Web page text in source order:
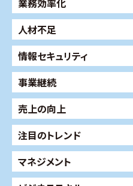
業務効率化
人材不足
情報セキュリティ
事業継続
売上の向上
注目のトレンド
マネジメント